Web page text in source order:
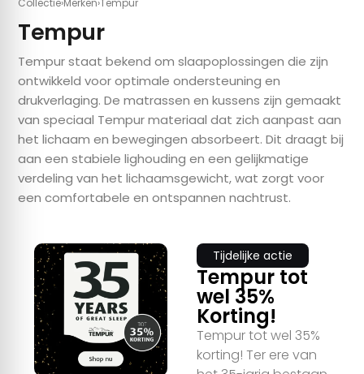
Tempur
Tempur staat bekend om slaapoplossingen die zijn
ontwikkeld voor optimale ondersteuning en
drukverlaging. De matrassen en kussens zijn gemaakt
van speciaal Tempur materiaal dat zich aanpast aan
het lichaam en bewegingen absorbeert. Dit draagt bij
aan een stabiele lighouding en een gelijkmatige
verdeling van het lichaamsgewicht, wat zorgt voor
een comfortabele en ontspannen nachtrust.
Tijdelijke actie
Tempur tot
wel 35%
Korting!
Tempur tot wel 35%
korting! Ter ere van